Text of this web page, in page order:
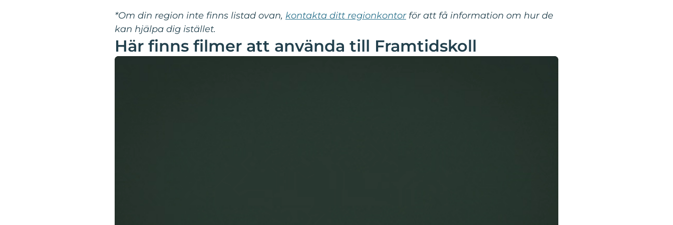
*Om din region inte finns listad ovan, kontakta ditt regionkontorför att få information om hur de
kan hjälpa dig istället.
Här finns filmer att använda till Framtidskoll